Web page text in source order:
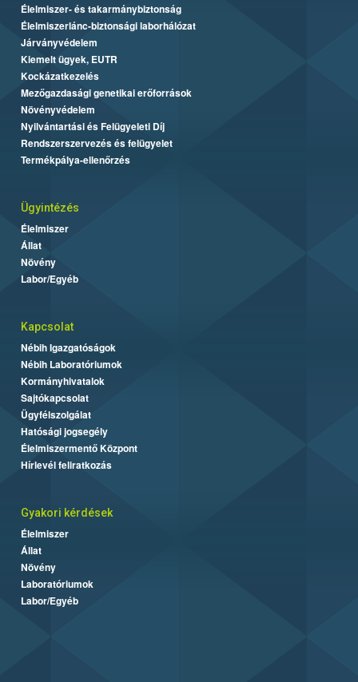
Élelmiszer- és takarmánybiztonság
Élelmiszerlánc-biztonsági laborhálózat
Járványvédelem
Kiemelt ügyek, EUTR
Kockázatkezelés
Mezőgazdasági genetikai erőforrások
Növényvédelem
Nyilvántartási és Felügyeleti Díj
Rendszerszervezés és felügyelet
Termékpálya-ellenőrzés
Ügyintézés
Élelmiszer
Állat
Növény
Labor/Egyéb
Kapcsolat
Nébih Igazgatóságok
Nébih Laboratóriumok
Kormányhivatalok
Sajtókapcsolat
Ügyfélszolgálat
Hatósági jogsegély
Élelmiszermentő Központ
Hírlevél feliratkozás
Gyakori kérdések
Élelmiszer
Állat
Növény
Laboratóriumok
Labor/Egyéb